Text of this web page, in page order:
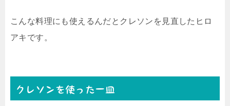
こんな料理にも使えるんだとクレソンを見直したヒロ
アキです。
クレソンを使った一皿